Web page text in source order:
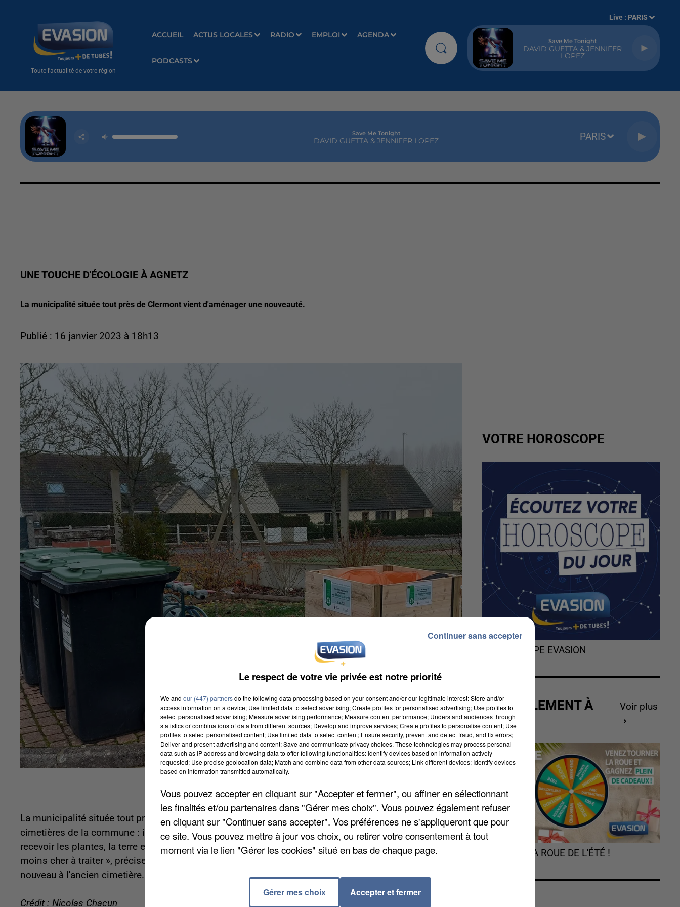
Toute l'actualité de votre région
ACCUEIL ACTUS LOCALES RADIO EMPLOI AGENDA
PODCASTS
Live : PARIS
Save Me Tonight
DAVID GUETTA & JENNIFER
LOPEZ
Save Me Tonight
DAVID GUETTA & JENNIFER LOPEZ PARIS
UNE TOUCHE D'ÉCOLOGIE À AGNETZ
La municipalité située tout près de Clermont vient d'aménager une nouveauté.
Publié : 16 janvier 2023 à 18h13
La municipalité située tout près de Clermont vient d'aménager une nouveauté. Elle se trouve dans les
cimetières de la commune : il s'agit de deux bacs à déchets verts. Ces contenants sont destinés à
recevoir les plantes, la terre et les fleurs fanées pour les recycler en compost. Ils « coûteront ainsi
moins cher à traiter », précise la mairie. Le premier bac est placé à hauteur du passage menant du
nouveau à l'ancien cimetière. Quant au second bac, il est à l'entrée du nouveau.
Crédit : Nicolas Chacun
VOTRE HOROSCOPE
L'HOROSCOPE EVASION
ACTUELLEMENT À
GAGNER
Voir plus
TOURNEZ LA ROUE DE L'ÉTÉ !
Le respect de votre vie privée est notre priorité
We and our (447) partnersdo the following data processing based on your consent and/or our legitimate interest: Store and/or
access information on a device; Use limited data to select advertising; Create profiles for personalised advertising; Use profiles to
select personalised advertising; Measure advertising performance; Measure content performance; Understand audiences through
statistics or combinations of data from different sources; Develop and improve services; Create profiles to personalise content; Use
profiles to select personalised content; Use limited data to select content; Ensure security, prevent and detect fraud, and fix errors;
Deliver and present advertising and content; Save and communicate privacy choices. These technologies may process personal
data such as IP address and browsing data to offer following functionalities: Identify devices based on information actively
requested; Use precise geolocation data; Match and combine data from other data sources; Link different devices; Identify devices
based on information transmitted automatically.
Vous pouvez accepter en cliquant sur "Accepter et fermer", ou affiner en sélectionnant
les finalités et/ou partenaires dans "Gérer mes choix". Vous pouvez également refuser
en cliquant sur "Continuer sans accepter". Vos préférences ne s'appliqueront que pour
ce site. Vous pouvez mettre à jour vos choix, ou retirer votre consentement à tout
moment via le lien "Gérer les cookies" situé en bas de chaque page.
Gérer mes choix Accepter et fermer
Continuer sans accepter